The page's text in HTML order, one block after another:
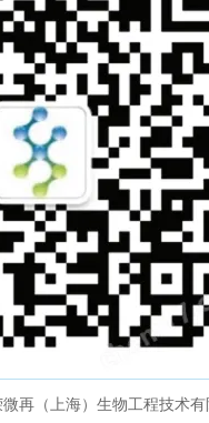
再（上海）生物工程技术